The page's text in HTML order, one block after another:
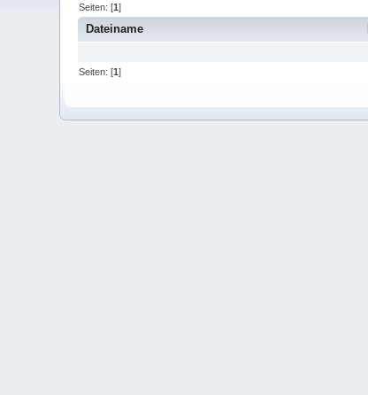
Seiten: [1]
Dateiname
Seiten: [1]